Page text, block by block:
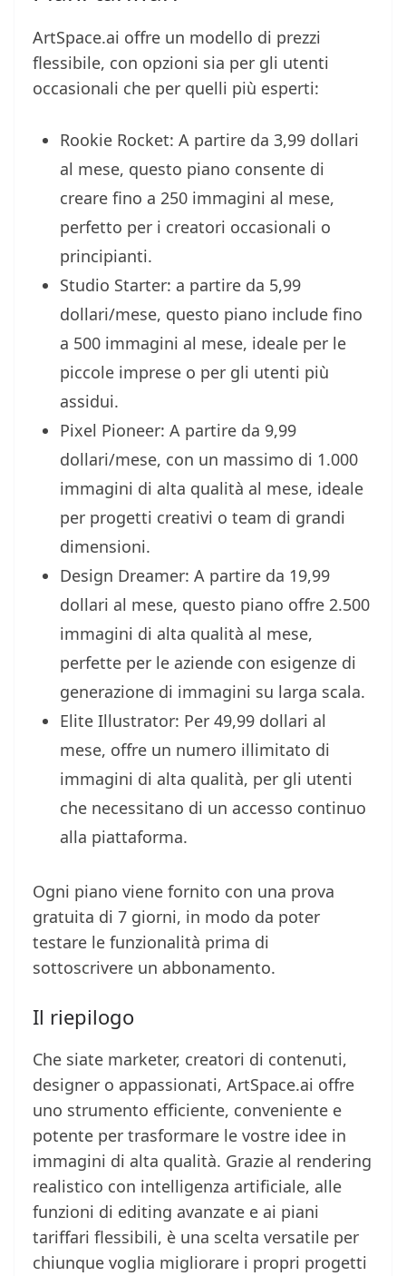
ArtSpace.ai offre un modello di prezzi
flessibile, con opzioni sia per gli utenti
occasionali che per quelli più esperti:
Rookie Rocket: A partire da 3,99 dollari
al mese, questo piano consente di
creare fino a 250 immagini al mese,
perfetto per i creatori occasionali o
principianti.
Studio Starter: a partire da 5,99
dollari/mese, questo piano include fino
a 500 immagini al mese, ideale per le
piccole imprese o per gli utenti più
assidui.
Pixel Pioneer: A partire da 9,99
dollari/mese, con un massimo di 1.000
immagini di alta qualità al mese, ideale
per progetti creativi o team di grandi
dimensioni.
Design Dreamer: A partire da 19,99
dollari al mese, questo piano offre 2.500
immagini di alta qualità al mese,
perfette per le aziende con esigenze di
generazione di immagini su larga scala.
Elite Illustrator: Per 49,99 dollari al
mese, offre un numero illimitato di
immagini di alta qualità, per gli utenti
che necessitano di un accesso continuo
alla piattaforma.
Ogni piano viene fornito con una prova
gratuita di 7 giorni, in modo da poter
testare le funzionalità prima di
sottoscrivere un abbonamento.
Il riepilogo
Che siate marketer, creatori di contenuti,
designer o appassionati, ArtSpace.ai offre
uno strumento efficiente, conveniente e
potente per trasformare le vostre idee in
immagini di alta qualità. Grazie al rendering
realistico con intelligenza artificiale, alle
funzioni di editing avanzate e ai piani
tariffari flessibili, è una scelta versatile per
chiunque voglia migliorare i propri progetti